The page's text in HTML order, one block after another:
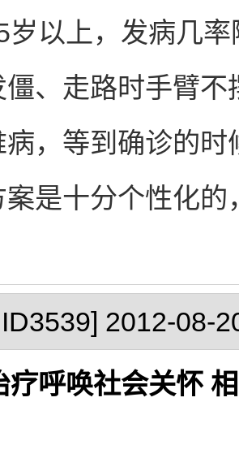
岁以上，发病几
、走路时手臂
，等到确诊的
案是十分个性化
2012-08-
疗呼唤社会关怀